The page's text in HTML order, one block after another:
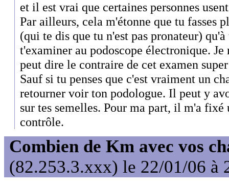
et il est vrai que certaines personnes
Par ailleurs, cela m'étonne que tu fasses
(qui te dis que tu n'est pas pronateur)
t'examiner au podoscope électronique.
peut dire le contraire de cet examen
Sauf si tu penses que c'est vraiment un
retourner voir ton podologue. Il peut y
sur tes semelles. Pour ma part, il m'a
contrôle.
Combien de Km avec vos
(82.253.3.xxx) le 22/01/06 à